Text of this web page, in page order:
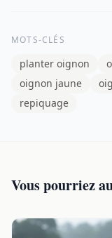
MOTS-CLÉS
planter oignon
oignon jaune
repiquage
Vous pourriez